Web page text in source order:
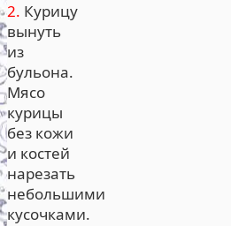
2. Курицу
вынуть
из
бульона.
Мясо
курицы
без кожи
и костей
нарезать
небольшими
кусочками.